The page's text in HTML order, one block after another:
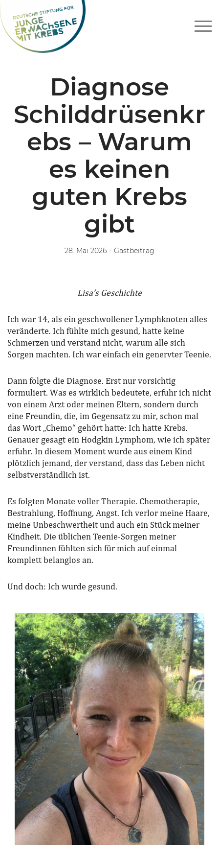
Zum
Inhalt
Diagnose
Schilddrüsenkr
ebs – Warum
es keinen
guten Krebs
gibt
28. Mai 2026 - Gastbeitrag
Lisa’s Geschichte
Ich war 14, als ein geschwollener Lymphknoten alles
veränderte. Ich fühlte mich gesund, hatte keine
Schmerzen und verstand nicht, warum alle sich
Sorgen machten. Ich war einfach ein genervter Teenie.
Dann folgte die Diagnose. Erst nur vorsichtig
formuliert. Was es wirklich bedeutete, erfuhr ich nicht
von einem Arzt oder meinen Eltern, sondern durch
eine Freundin, die, im Gegensatz zu mir, schon mal
das Wort „Chemo“ gehört hatte: Ich hatte Krebs.
Genauer gesagt ein Hodgkin Lymphom, wie ich später
erfuhr. In diesem Moment wurde aus einem Kind
plötzlich jemand, der verstand, dass das Leben nicht
selbstverständlich ist.
Es folgten Monate voller Therapie. Chemotherapie,
Bestrahlung, Hoffnung, Angst. Ich verlor meine Haare,
meine Unbeschwertheit und auch ein Stück meiner
Kindheit. Die üblichen Teenie-Sorgen meiner
Freundinnen fühlten sich für mich auf einmal
komplett belanglos an.
Und doch: Ich wurde gesund.